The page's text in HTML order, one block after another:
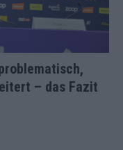
– das Fazit